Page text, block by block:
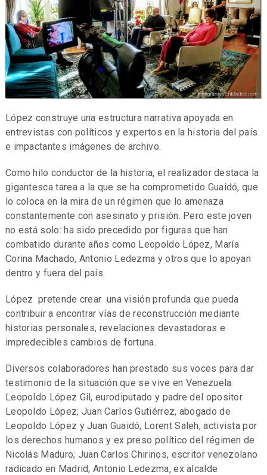
López construye una estructura narrativa apoyada en
entrevistas con políticos y expertos en la historia del país
e impactantes imágenes de archivo.
Como hilo conductor de la historia, el realizador destaca la
gigantesca tarea a la que se ha comprometido Guaidó, que
lo coloca en la mira de un régimen que lo amenaza
constantemente con asesinato y prisión. Pero este joven
no está solo: ha sido precedido por figuras que han
combatido durante años como Leopoldo López, María
Corina Machado, Antonio Ledezma y otros que lo apoyan
dentro y fuera del país.
López pretende crear una visión profunda que pueda
contribuir a encontrar vías de reconstrucción mediante
historias personales, revelaciones devastadoras e
impredecibles cambios de fortuna.
Diversos colaboradores han prestado sus voces para dar
testimonio de la situación que se vive en Venezuela:
Leopoldo López Gil, eurodiputado y padre del opositor
Leopoldo López; Juan Carlos Gutiérrez, abogado de
Leopoldo López y Juan Guaidó; Lorent Saleh, activista por
los derechos humanos y ex preso político del régimen de
Nicolás Maduro; Juan Carlos Chirinos, escritor venezolano
radicado en Madrid; Antonio Ledezma, ex alcalde